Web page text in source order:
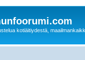
kotiäitiydestä,